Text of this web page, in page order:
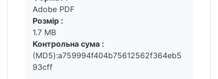
Adobe PDF
Розмір :
1.7 MB
Контрольна сума :
(MD5):a759994f404b75612562f364eb5
93cff